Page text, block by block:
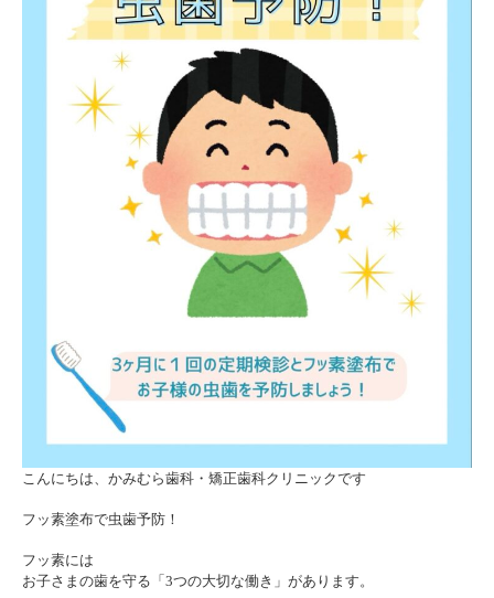
こんにちは、かみむら歯科・矯正歯科クリニックです
フッ素塗布で虫歯予防！
フッ素には
お子さまの歯を守る「3つの大切な働き」があります。